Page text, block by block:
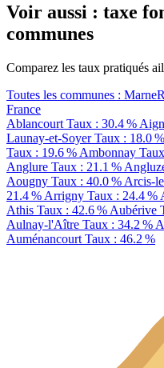
Voir aussi : taxe
communes
Comparez les taux pratiqués
Toutes les communes : Marne
France
Ablancourt Taux : 30.4 %
Launay-et-SoyerTaux : 18.0 %
Taux : 19.6 % Ambonnay
Anglure Taux : 21.1 %
Aougny Taux : 40.0 % Arcis-
21.4 % Arrigny Taux : 24.4 %
Athis Taux : 42.6 % Aubérive
Aulnay-l'Aître Taux : 34.2 %
Auménancourt Taux : 46.2 %